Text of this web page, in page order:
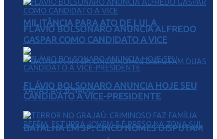
MILITÂNCIA PARA ATO DE LULA
BATALHA EM SP: CINCO NOMES DISPUTAM
FLÁVIO BOLSONARO ANUNCIA ALFREDO
GASPAR COMO CANDIDATO A VICE
FLÁVIO BOLSONARO ANUNCIA HOJE SEU
CANDIDATO A VICE-PRESIDENTE